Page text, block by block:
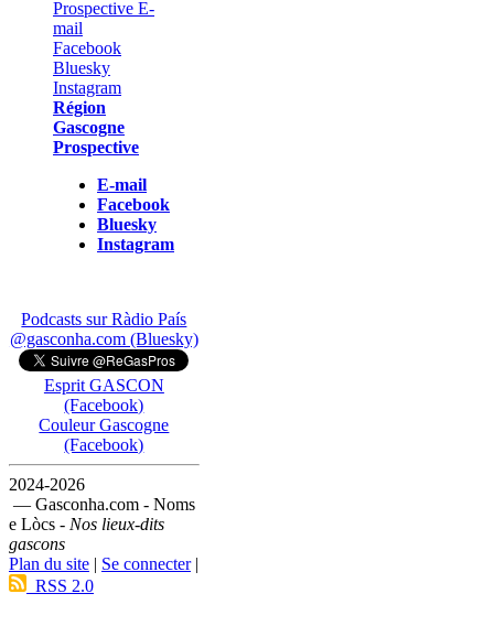
Région
Gascogne
Prospective
E-mail
Facebook
Bluesky
Instagram
Podcasts sur Ràdio País
@gasconha.com (Bluesky)
Esprit GASCON
(Facebook)
Couleur Gascogne
(Facebook)
2024-2026
— Gasconha.com - Noms
e Lòcs - Nos lieux-dits
gascons
Plan du site | Se connecter|
RSS 2.0